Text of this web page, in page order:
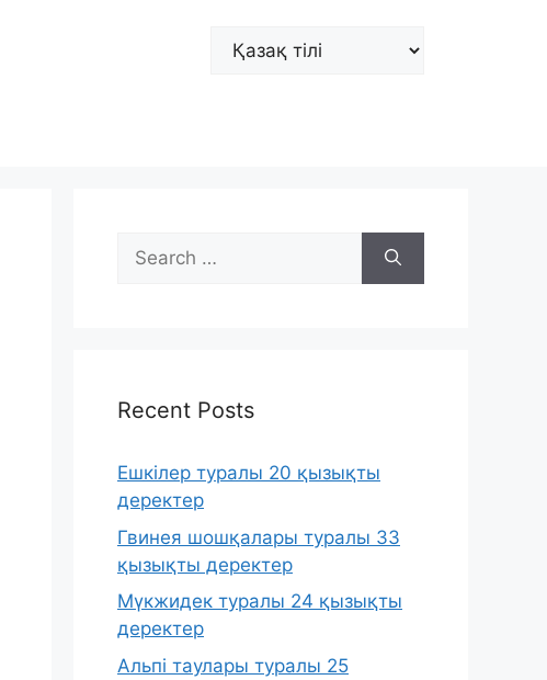
Choose
Search
for:
Recent Posts
Ешкілер туралы 20 қызықты
деректер
Гвинея шошқалары туралы 33
қызықты деректер
Мүкжидек туралы 24 қызықты
деректер
Альпі таулары туралы 25